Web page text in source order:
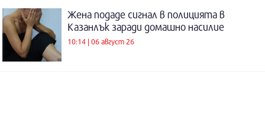
Жена подаде сигнал в полицията в
Казанлък заради домашно насилие
10:14 | 06 август 26